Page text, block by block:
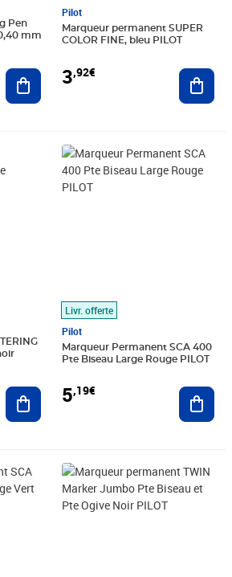
Pen
mm
Ajouter au panier
Pilot
Marqueur permanent SUPER
COLOR FINE, bleu PILOT
3,92€
Ajouter au panier
Livr. offerte
Pilot
Marqueur Permanent SCA 400
Pte Biseau Large Rouge PILOT
5,19€
Prix 5,19€
Prix 6,49€